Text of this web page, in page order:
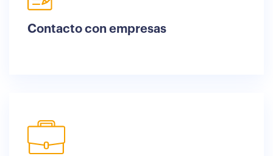
Contacto con empresas